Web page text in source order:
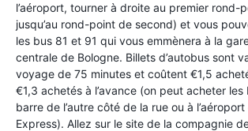
l’aéroport, tourner à droite au premier rond-
jusqu’au rond-point de second) et vous
les bus 81 et 91 qui vous emmènera à la
centrale de Bologne. Billets d’autobus sont
voyage de 75 minutes et coûtent €1,5
€1,3 achetés à l’avance (on peut acheter les
barre de l’autre côté de la rue ou à
Express). Allez sur le site de la compagnie